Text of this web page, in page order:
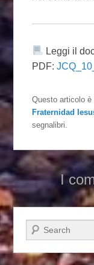
Leggi il
PDF:
Questo articolo
Fraternidad
segnalibri.
I
Cerca